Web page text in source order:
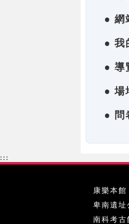
● 網
● 我
● 導
● 場
● 問
:::
康樂本
卑南遺
南科考